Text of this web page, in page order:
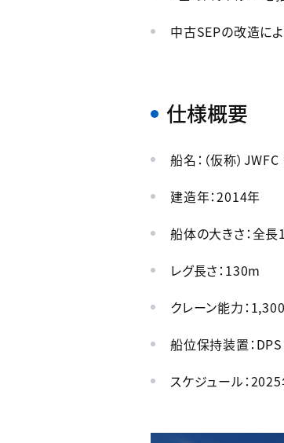
中古SEPの改造に
仕様概要
船名：（仮称）
建造年：2014年
船体の大きさ：全
レグ長さ：130m
クレーン能力：
船位保持装置：
スケジュール：